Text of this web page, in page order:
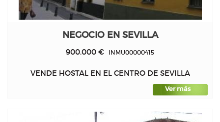
NEGOCIO EN SEVILLA
900.000 € INMU00000415
VENDE HOSTAL EN EL CENTRO DE SEVILLA
Ver más